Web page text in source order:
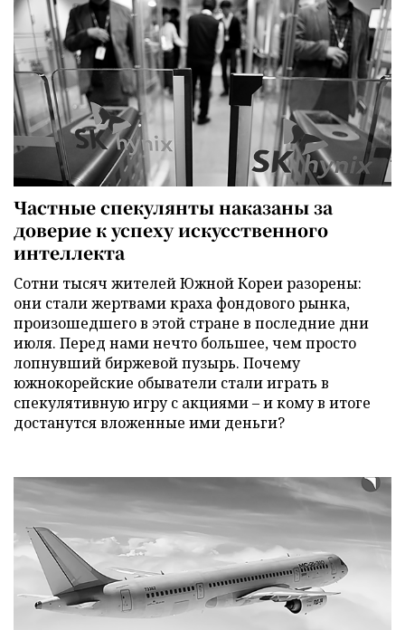
Частные спекулянты наказаны за
доверие к успеху искусственного
интеллекта
Сотни тысяч жителей Южной Кореи разорены:
они стали жертвами краха фондового рынка,
произошедшего в этой стране в последние дни
июля. Перед нами нечто большее, чем просто
лопнувший биржевой пузырь. Почему
южнокорейские обыватели стали играть в
спекулятивную игру с акциями – и кому в итоге
достанутся вложенные ими деньги?